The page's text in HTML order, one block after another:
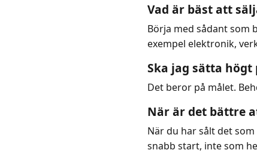
Vad är bäst att
Börja med sådant som
exempel elektronik,
Ska jag sätta
Det beror på målet.
När är det bättre
När du har sålt det
snabb start, inte som